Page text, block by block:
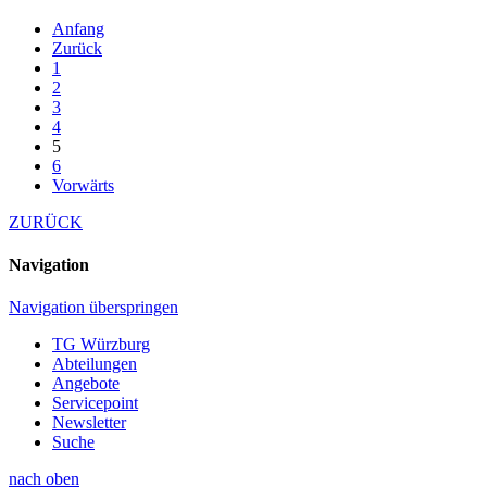
Anfang
Zurück
1
2
3
4
5
6
Vorwärts
ZURÜCK
Navigation
Navigation überspringen
TG Würzburg
Abteilungen
Angebote
Servicepoint
Newsletter
Suche
nach oben